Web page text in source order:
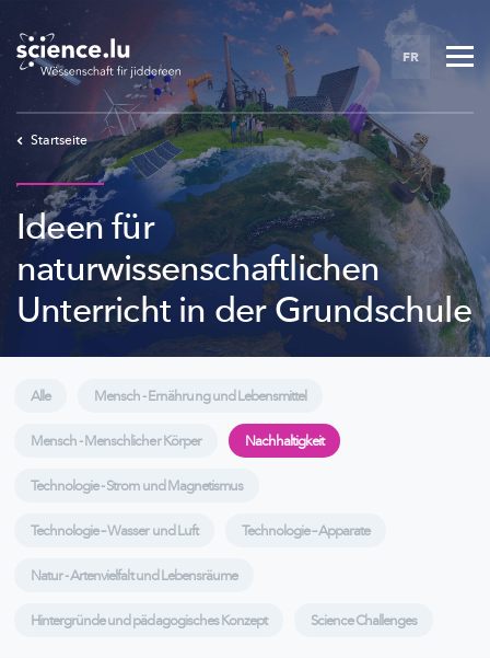
to
main
content
FR
Startseite
Ideen für
naturwissenschaftlichen
Unterricht in der Grundschule
Alle Mensch - Ernährung und Lebensmittel
Mensch - Menschlicher Körper Nachhaltigkeit
Technologie - Strom und Magnetismus
Technologie – Wasser und Luft Technologie – Apparate
Natur - Artenvielfalt und Lebensräume
Hintergründe und pädagogisches Konzept Science Challenges